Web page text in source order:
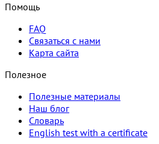
Помощь
FAQ
Связаться с нами
Карта сайта
Полезное
Полезные материалы
Наш блог
Словарь
English test with a certificate